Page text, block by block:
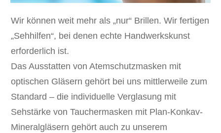
Wir können weit mehr als „nur“ Brillen. Wir fertigen
„Sehhilfen“, bei denen echte Handwerkskunst
erforderlich ist.
Das Ausstatten von Atemschutzmasken mit
optischen Gläsern gehört bei uns mittlerweile zum
Standard – die individuelle Verglasung mit
Sehstärke von Tauchermasken mit Plan-Konkav-
Mineralgläsern gehört auch zu unserem